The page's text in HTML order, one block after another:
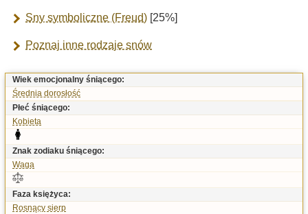
Sny symboliczne (Freud) [25%]
Poznaj inne rodzaje snów
Wiek emocjonalny śniącego:
Średnia dorosłość
Płeć śniącego:
Kobieta
Znak zodiaku śniącego:
Waga
Faza księżyca:
Rosnący sierp